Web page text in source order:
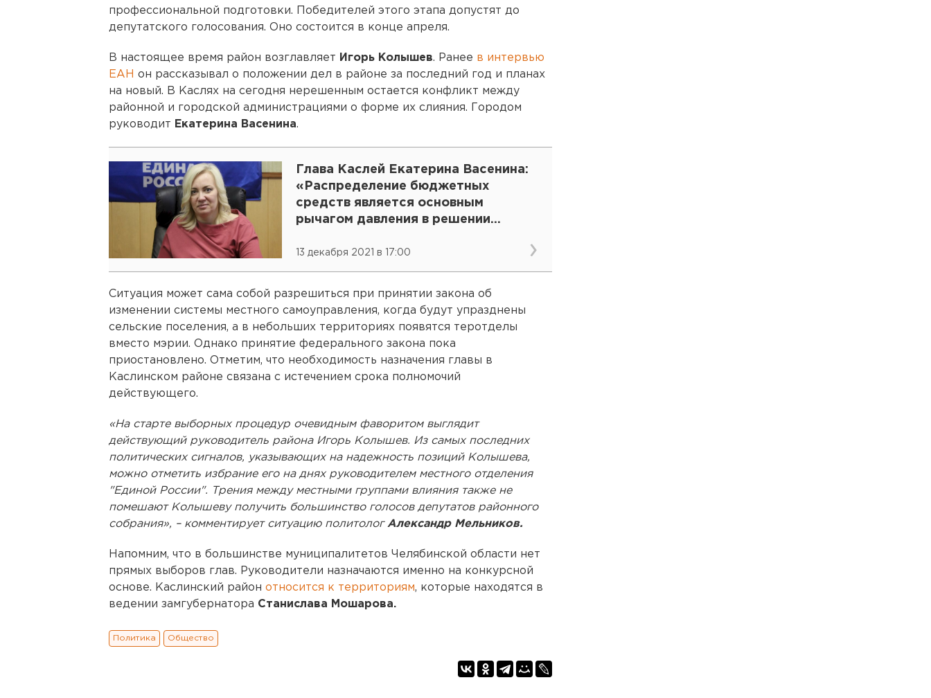
профессиональной подготовки. Победителей этого этапа допустят до
депутатского голосования. Оно состоится в конце апреля.
В настоящее время район возглавляет Игорь Колышев. Ранее в интервью
ЕАН он рассказывал о положении дел в районе за последний год и планах
на новый. В Каслях на сегодня нерешенным остается конфликт между
районной и городской администрациями о форме их слияния. Городом
руководит Екатерина Васенина.
Глава Каслей Екатерина Васенина:
«Распределение бюджетных
средств является основным
рычагом давления в решении
13 декабря 2021 в 17:00
Ситуация может сама собой разрешиться при принятии закона об
изменении системы местного самоуправления, когда будут упразднены
сельские поселения, а в небольших территориях появятся теротделы
вместо мэрии. Однако принятие федерального закона пока
приостановлено. Отметим, что необходимость назначения главы в
Каслинском районе связана с истечением срока полномочий
действующего.
«На старте выборных процедур очевидным фаворитом выглядит
действующий руководитель района Игорь Колышев. Из самых последних
политических сигналов, указывающих на надежность позиций Колышева,
можно отметить избрание его на днях руководителем местного отделения
"Единой России". Трения между местными группами влияния также не
помешают Колышеву получить большинство голосов депутатов районного
собрания», – комментирует ситуацию политолог Александр Мельников.
Напомним, что в большинстве муниципалитетов Челябинской области нет
прямых выборов глав. Руководители назначаются именно на конкурсной
основе. Каслинский район относится к территориям, которые находятся в
ведении замгубернатора Станислава Мошарова.
Политика Общество